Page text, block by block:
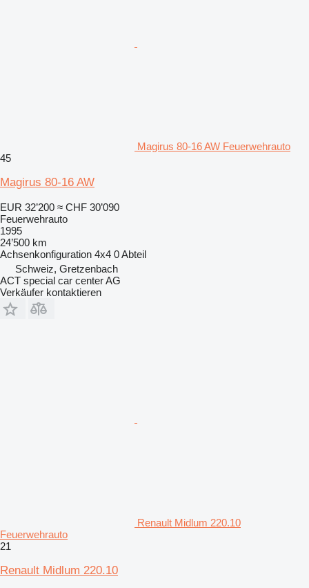
Magirus 80-16 AW Feuerwehrauto
45
Magirus 80-16 AW
EUR 32’200 ≈ CHF 30’090
Feuerwehrauto
1995
24’500 km
Achsenkonfiguration 4x4 0 Abteil
Schweiz, Gretzenbach
ACT special car center AG
Verkäufer kontaktieren
Renault Midlum 220.10
Feuerwehrauto
21
Renault Midlum 220.10